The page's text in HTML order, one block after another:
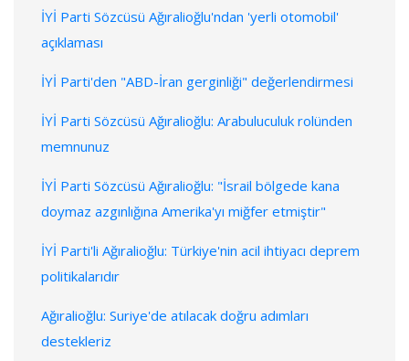
İYİ Parti Sözcüsü Ağıralioğlu'ndan 'yerli otomobil'
açıklaması
İYİ Parti'den "ABD-İran gerginliği" değerlendirmesi
İYİ Parti Sözcüsü Ağıralioğlu: Arabuluculuk rolünden
memnunuz
İYİ Parti Sözcüsü Ağıralioğlu: "İsrail bölgede kana
doymaz azgınlığına Amerika'yı miğfer etmiştir"
İYİ Parti'li Ağıralioğlu: Türkiye'nin acil ihtiyacı deprem
politikalarıdır
Ağıralioğlu: Suriye'de atılacak doğru adımları
destekleriz